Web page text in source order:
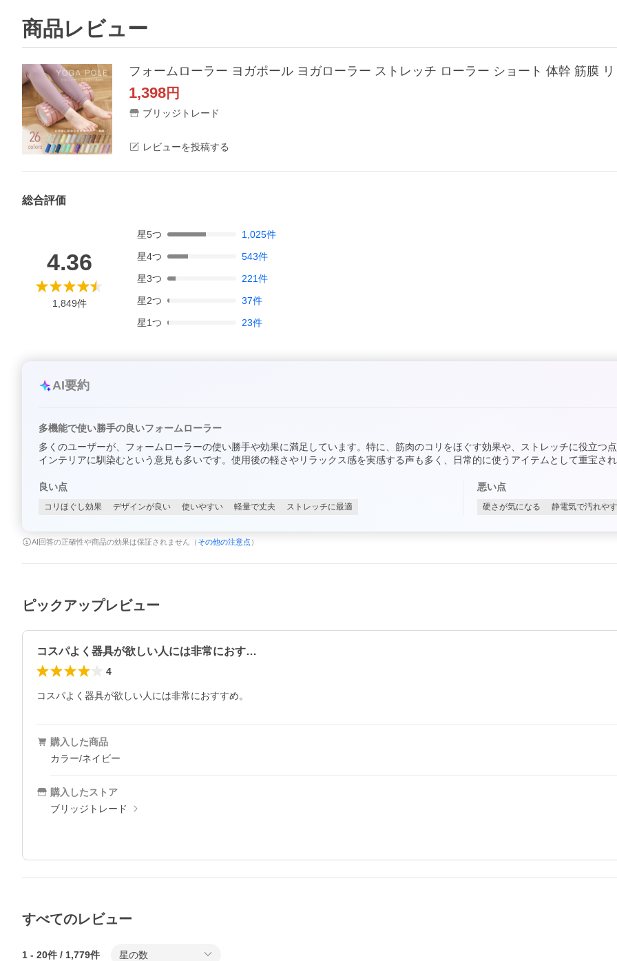
商品レビュー
フォームローラー ヨガポール ヨガローラー ストレッチ ローラー ショート 体幹 筋膜
1,398円
ブリッジトレード
レビューを投稿する
総合評価
4.36
1,849件
星5つ 1,025件
星4つ 543件
星3つ 221件
星2つ 37件
星1つ 23件
AI要約
多機能で使い勝手の良いフォームローラー
多くのユーザーが、フォームローラーの使い勝手や効果に満足しています。特に、筋肉のコリをほぐす効果や、ストレッチに役立つ
インテリアに馴染むという意見も多いです。使用後の軽さやリラックス感を実感する声も多く、日常的に使うアイテムとして重宝され
良い点
コリほぐし効果 デザインが良い 使いやすい 軽量で丈夫 ストレッチに最適
悪い点
硬さが気になる 静電気で汚れや
AI回答の正確性や商品の効果は保証されません（ その他の注意点 ）
ピックアップレビュー
コスパよく器具が欲しい人には非常におす…
4
コスパよく器具が欲しい人には非常におすすめ。
購入した商品
カラー/ネイビー
購入したストア
ブリッジトレード
すべてのレビュー
1 - 20件 / 1,779件 星の数